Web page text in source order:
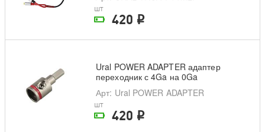
На складе поставщика
шт
420 i
На складе поставщика
Ural POWER ADAPTER адаптер
переходник с 4Ga на 0Ga
Арт: Ural POWER ADAPTER
шт
420 i